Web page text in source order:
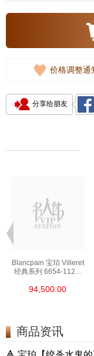
价格调整通
分享给朋友
Blancpain 宝珀 Villeret
经典系列 6654-1127-
94,500.00
商品资讯